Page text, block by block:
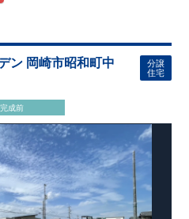
ン 岡崎市昭和町中
分譲
住宅
完成前